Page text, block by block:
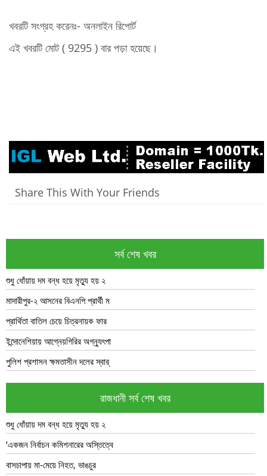
খবরটি সংগ্রহ করেনঃ- অনলাইন রিপোর্ট
এই খবরটি মোট ( 9295 ) বার পড়া হয়েছে।
Share This With Your Friends
সর্ব শেষ খবর
শুধু ধোঁয়ায় দম বন্ধ হয়ে মৃত্যু হয় ২
মাদারীপুর-২ আসনের বিএনপি প্রার্থী ম
প্রার্থিতা বাতিল চেয়ে চিত্রনায়ক ফার
ইন্দোনেশিয়ায় আগ্নেয়গিরির অগ্ন্যুৎপা
পুলিশ প্রশাসন ক্ষমতাসীন দলের স্বার্
রাজধানী সর্ব শেষ খবর
শুধু ধোঁয়ায় দম বন্ধ হয়ে মৃত্যু হয় ২
‘একজন নির্বাচন কমিশনারের অস্তিত্বে
বাসচাপায় মা-মেয়ে নিহত, ভাঙচুর